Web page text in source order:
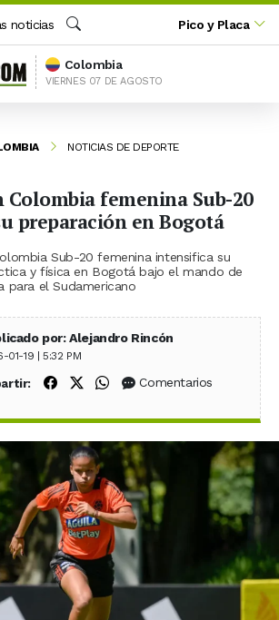
noticias
Buscar
Pico y Placa
Colombia
VIERNES 07 DE AGOSTO
NOTICIAS DE DEPORTE
Colombia femenina Sub-20
preparación en Bogotá
Sub-20 femenina intensifica su
y física en Bogotá bajo el mando de
para el Sudamericano
por: Alejandro Rincón
01-19 | 5:32 PM
Compartir en Facebook
Compartir en X (Twitter)
Compartir en WhatsApp
Comentarios